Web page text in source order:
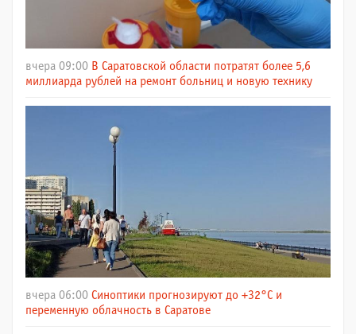
вчера 09:00 В Саратовской области потратят более 5,6
миллиарда рублей на ремонт больниц и новую технику
вчера 06:00 Синоптики прогнозируют до +32°C и
переменную облачность в Саратове